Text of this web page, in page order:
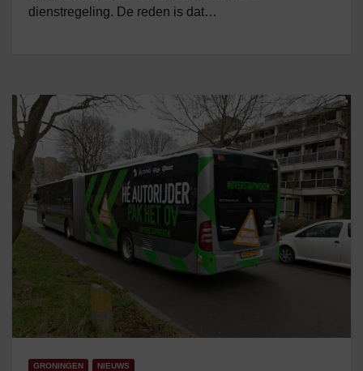
dienstregeling. De reden is dat…
GRONINGEN NIEUWS